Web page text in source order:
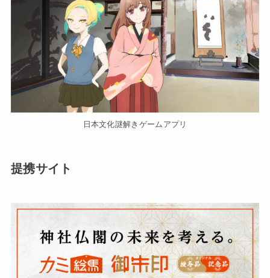
日本文化謎解きゲームアプリ
提携サイト